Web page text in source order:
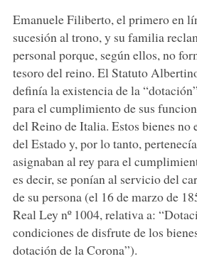
Emanuele Filiberto, el primero en
sucesión al trono, y su familia
personal porque, según ellos, no
tesoro del reino. El Statuto
definía la existencia de la
para el cumplimiento de sus
del Reino de Italia. Estos bienes no
del Estado y, por lo tanto,
asignaban al rey para el
es decir, se ponían al servicio del
de su persona (el 16 de marzo de
Real Ley nº 1004, relativa a:
condiciones de disfrute de los
dotación de la Corona”).